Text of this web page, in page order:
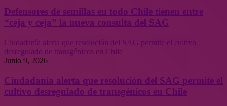
Defensores de semillas en todo Chile tienen entre
“ceja y ceja” la nueva consulta del SAG
Ciudadanía alerta que resolución del SAG permite el cultivo
desregulado de transgénicos en Chile
Junio 9, 2026
Ciudadanía alerta que resolución del SAG permite el
cultivo desregulado de transgénicos en Chile